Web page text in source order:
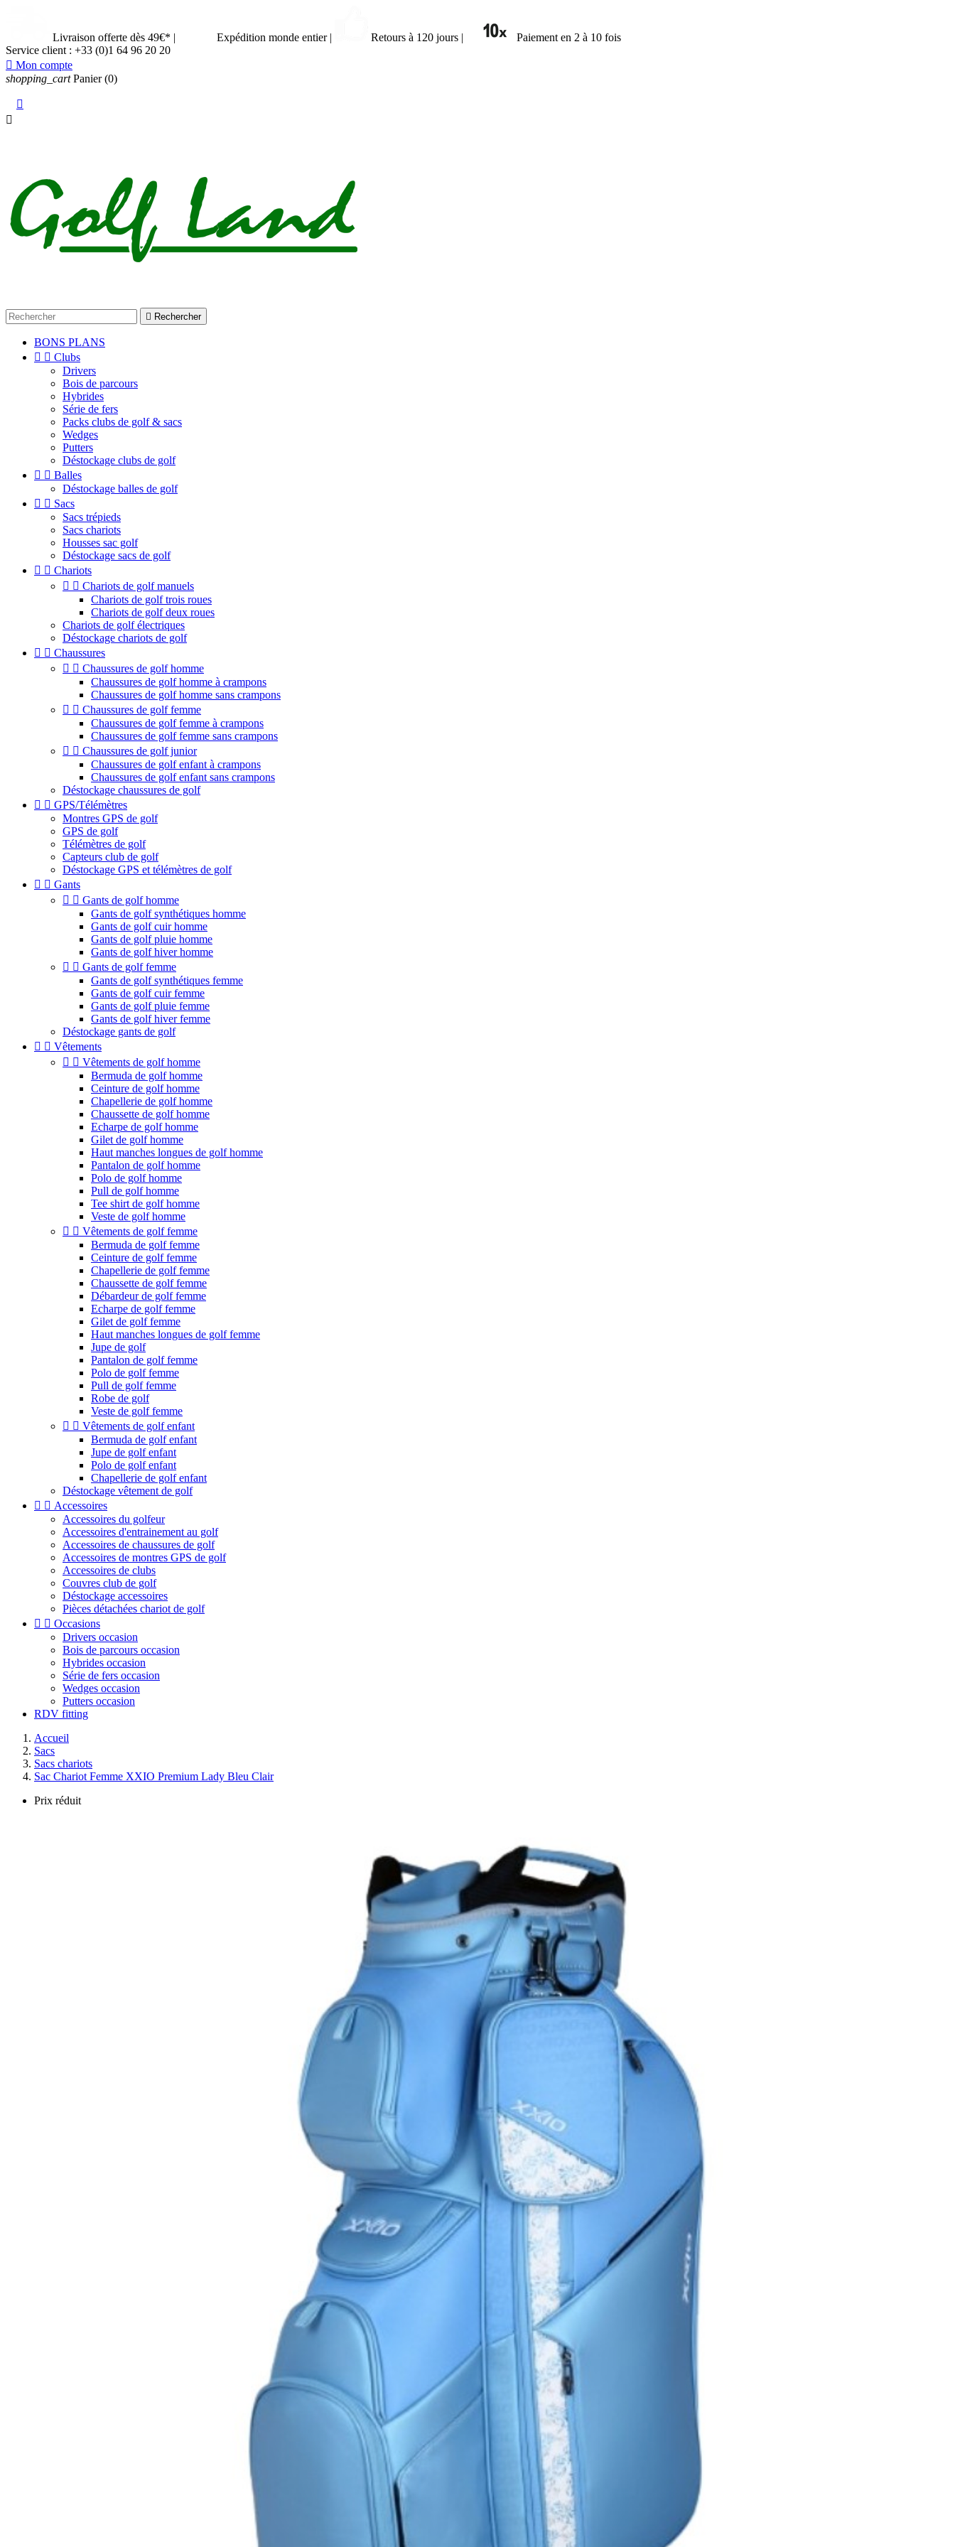
Livraison offerte dès 49€* | Expédition monde entier | Retours à 120 jours |
Paiement en 2 à 10 fois
Service client : +33 (0)1 64 96 20 20
 Mon compte
shopping_cart Panier (0)


 Rechercher
BONS PLANS
  Clubs
Drivers
Bois de parcours
Hybrides
Série de fers
Packs clubs de golf & sacs
Wedges
Putters
Déstockage clubs de golf
  Balles
Déstockage balles de golf
  Sacs
Sacs trépieds
Sacs chariots
Housses sac golf
Déstockage sacs de golf
  Chariots
  Chariots de golf manuels
Chariots de golf trois roues
Chariots de golf deux roues
Chariots de golf électriques
Déstockage chariots de golf
  Chaussures
  Chaussures de golf homme
Chaussures de golf homme à crampons
Chaussures de golf homme sans crampons
  Chaussures de golf femme
Chaussures de golf femme à crampons
Chaussures de golf femme sans crampons
  Chaussures de golf junior
Chaussures de golf enfant à crampons
Chaussures de golf enfant sans crampons
Déstockage chaussures de golf
  GPS/Télémètres
Montres GPS de golf
GPS de golf
Télémètres de golf
Capteurs club de golf
Déstockage GPS et télémètres de golf
  Gants
  Gants de golf homme
Gants de golf synthétiques homme
Gants de golf cuir homme
Gants de golf pluie homme
Gants de golf hiver homme
  Gants de golf femme
Gants de golf synthétiques femme
Gants de golf cuir femme
Gants de golf pluie femme
Gants de golf hiver femme
Déstockage gants de golf
  Vêtements
  Vêtements de golf homme
Bermuda de golf homme
Ceinture de golf homme
Chapellerie de golf homme
Chaussette de golf homme
Echarpe de golf homme
Gilet de golf homme
Haut manches longues de golf homme
Pantalon de golf homme
Polo de golf homme
Pull de golf homme
Tee shirt de golf homme
Veste de golf homme
  Vêtements de golf femme
Bermuda de golf femme
Ceinture de golf femme
Chapellerie de golf femme
Chaussette de golf femme
Débardeur de golf femme
Echarpe de golf femme
Gilet de golf femme
Haut manches longues de golf femme
Jupe de golf
Pantalon de golf femme
Polo de golf femme
Pull de golf femme
Robe de golf
Veste de golf femme
  Vêtements de golf enfant
Bermuda de golf enfant
Jupe de golf enfant
Polo de golf enfant
Chapellerie de golf enfant
Déstockage vêtement de golf
  Accessoires
Accessoires du golfeur
Accessoires d'entrainement au golf
Accessoires de chaussures de golf
Accessoires de montres GPS de golf
Accessoires de clubs
Couvres club de golf
Déstockage accessoires
Pièces détachées chariot de golf
  Occasions
Drivers occasion
Bois de parcours occasion
Hybrides occasion
Série de fers occasion
Wedges occasion
Putters occasion
RDV fitting
Accueil
Sacs
Sacs chariots
Sac Chariot Femme XXIO Premium Lady Bleu Clair
Prix réduit